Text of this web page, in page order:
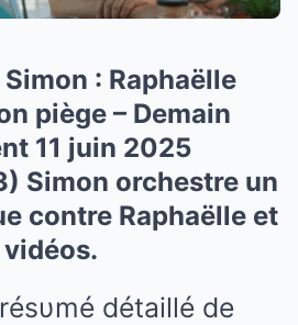
: Raphaëlle
piège – Demain
11 juin 2025
Simon orchestre un
contre Raphaëlle et
détaillé de